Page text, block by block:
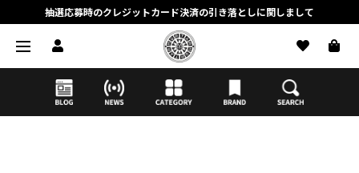
抽選応募時のクレジットカード決済の引き落としに関しまして
【応募前に必ずお読みください】抽選応募に関する注意事項
MORTAR ONLINE STOREの会員に関しまして